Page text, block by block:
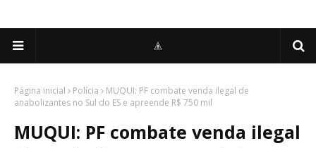
Página inicial Polícia
MUQUI: PF combate venda ilegal de
anabolizantes no Sul do ES e apreende R$ 750 mil
MUQUI: PF combate venda ilegal